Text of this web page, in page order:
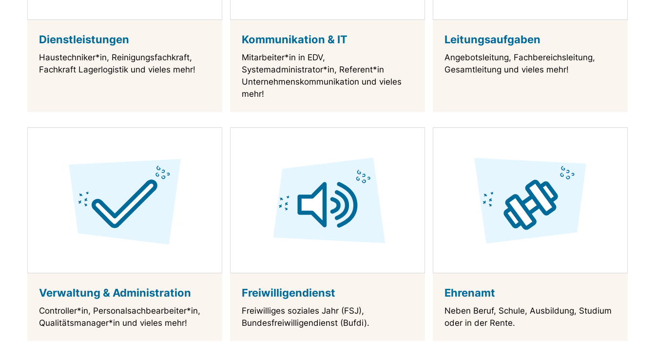
Dienstleistungen
Haustechniker*in, Reinigungsfachkraft,
Fachkraft Lagerlogistik und vieles mehr!
Kommunikation & IT
Mitarbeiter*in in EDV,
Systemadministrator*in, Referent*in
Unternehmenskommunikation und vieles
mehr!
Leitungsaufgaben
Angebotsleitung, Fachbereichsleitung,
Gesamtleitung und vieles mehr!
Verwaltung & Administration
Controller*in, Personalsachbearbeiter*in,
Qualitätsmanager*in und vieles mehr!
Freiwilligendienst
Freiwilliges soziales Jahr (FSJ),
Bundesfreiwilligendienst (Bufdi).
Ehrenamt
Neben Beruf, Schule, Ausbildung, Studium
oder in der Rente.